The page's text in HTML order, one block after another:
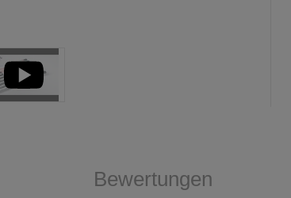
Bewertungen